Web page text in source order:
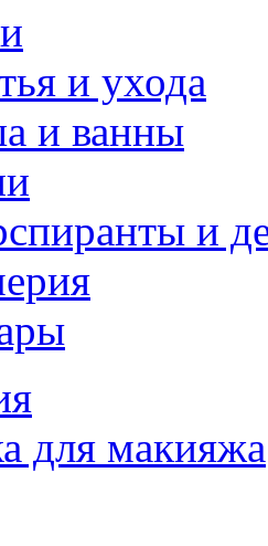
и ухода
и ванны
и
для макияжа